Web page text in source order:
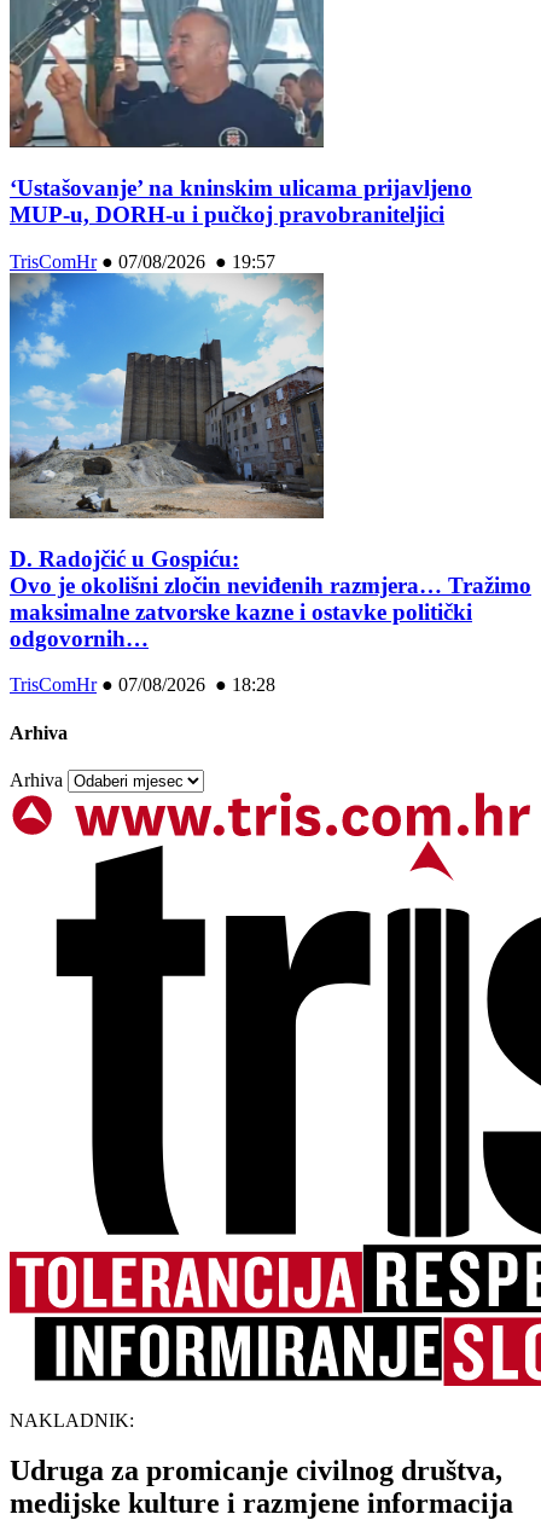
‘Ustašovanje’ na kninskim ulicama prijavljeno
MUP-u, DORH-u i pučkoj pravobraniteljici
TrisComHr● 07/08/2026 ● 19:57
D. Radojčić u Gospiću:
Ovo je okolišni zločin neviđenih razmjera… Tražimo
maksimalne zatvorske kazne i ostavke politički
odgovornih…
TrisComHr● 07/08/2026 ● 18:28
Arhiva
Arhiva
NAKLADNIK:
Udruga za promicanje civilnog društva,
medijske kulture i razmjene informacija